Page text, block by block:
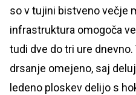
so v tujini bistveno večje
infrastruktura omogoča
tudi dve do tri ure
drsanje omejeno, saj
ledeno ploskev delijo s